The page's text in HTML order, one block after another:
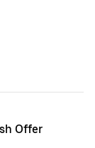
Offer